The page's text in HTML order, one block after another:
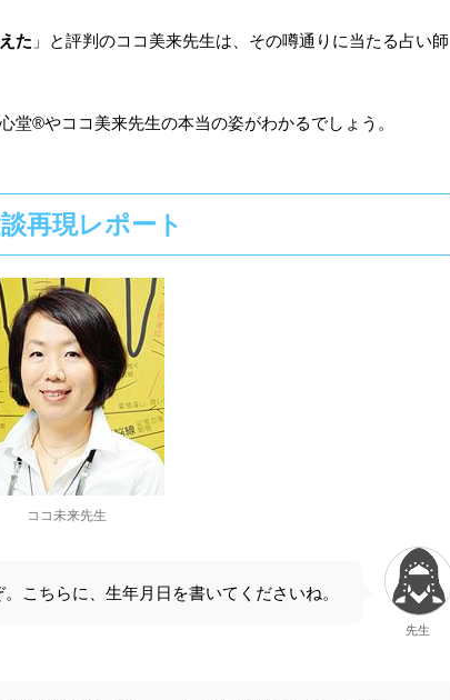
た 」と評判のココ美来先生は、その噂通りに当たる占い師
堂®やココ美来先生の本当の姿がわかるでしょう。
再現レポート
ココ未来先生
こちらに、生年月日を書いてくださいね。
先生